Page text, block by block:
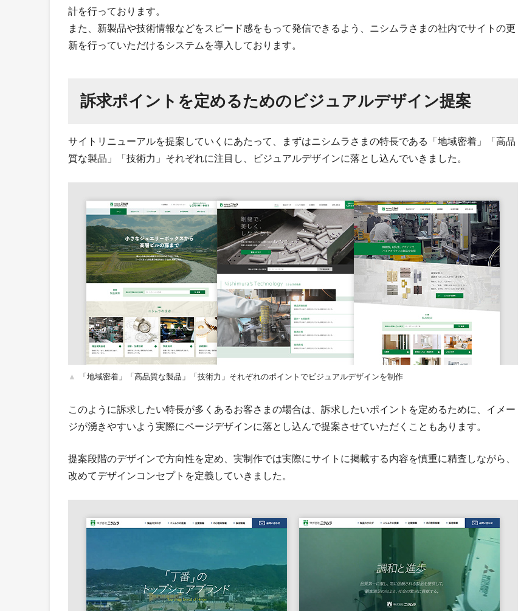
計を行っております。
また、新製品や技術情報などをスピード感をもって発信できるよう、ニシムラさまの社内でサイトの更
新を行っていただけるシステムを導入しております。
訴求ポイントを定めるためのビジュアルデザイン提案
サイトリニューアルを提案していくにあたって、まずはニシムラさまの特長である「地域密着」「高品
質な製品」「技術力」それぞれに注目し、ビジュアルデザインに落とし込んでいきました。
「地域密着」「高品質な製品」「技術力」それぞれのポイントでビジュアルデザインを制作
このように訴求したい特長が多くあるお客さまの場合は、訴求したいポイントを定めるために、イメー
ジが湧きやすいよう実際にページデザインに落とし込んで提案させていただくこともあります。
提案段階のデザインで方向性を定め、実制作では実際にサイトに掲載する内容を慎重に精査しながら、
改めてデザインコンセプトを定義していきました。